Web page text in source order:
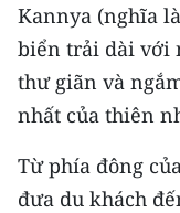
Kannya (nghĩa
biển trải dài với
thư giãn và
nhất của thiên
Từ phía đông
đưa du khách